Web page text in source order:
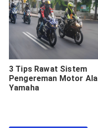
3 Tips Rawat Sistem
Pengereman Motor Ala
Yamaha